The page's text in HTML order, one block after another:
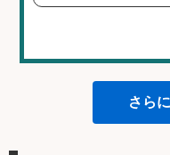
さら